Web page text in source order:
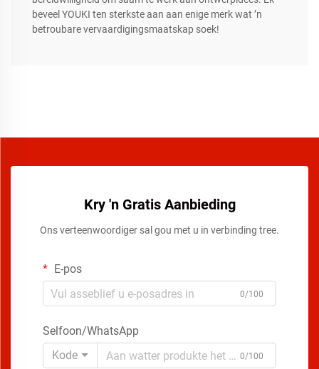
beveel YOUKI ten sterkste aan aan enige merk wat ’n
betroubare vervaardigingsmaatskap soek!
Kry 'n Gratis Aanbieding
Ons verteenwoordiger sal gou met u in verbinding tree.
E-pos
0/100
Selfoon/WhatsApp
Kode
0/100